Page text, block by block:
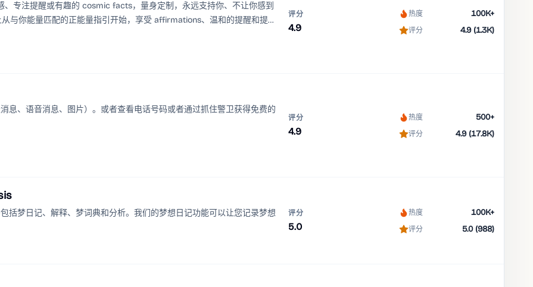
专注提醒或有趣的 cosmic facts，量身定制，永远支持你、不让你感到
与你能量匹配的正能量指引开始，享受 affirmations、温和的提醒和提升
帮助你集中注意力、保持冷静并提升情绪健康。
评分
4.9
热度 100K+
评分 4.9 (1.3K)
息、语音消息、图片）。或者查看电话号码或者通过抓住警卫获得免费的
评分
4.9
热度 500+
评分 4.9 (17.8K)
括梦日记、解释、梦词典和分析。我们的梦想日记功能可以让您记录梦想
评分
5.0
热度 100K+
评分 5.0 (988)